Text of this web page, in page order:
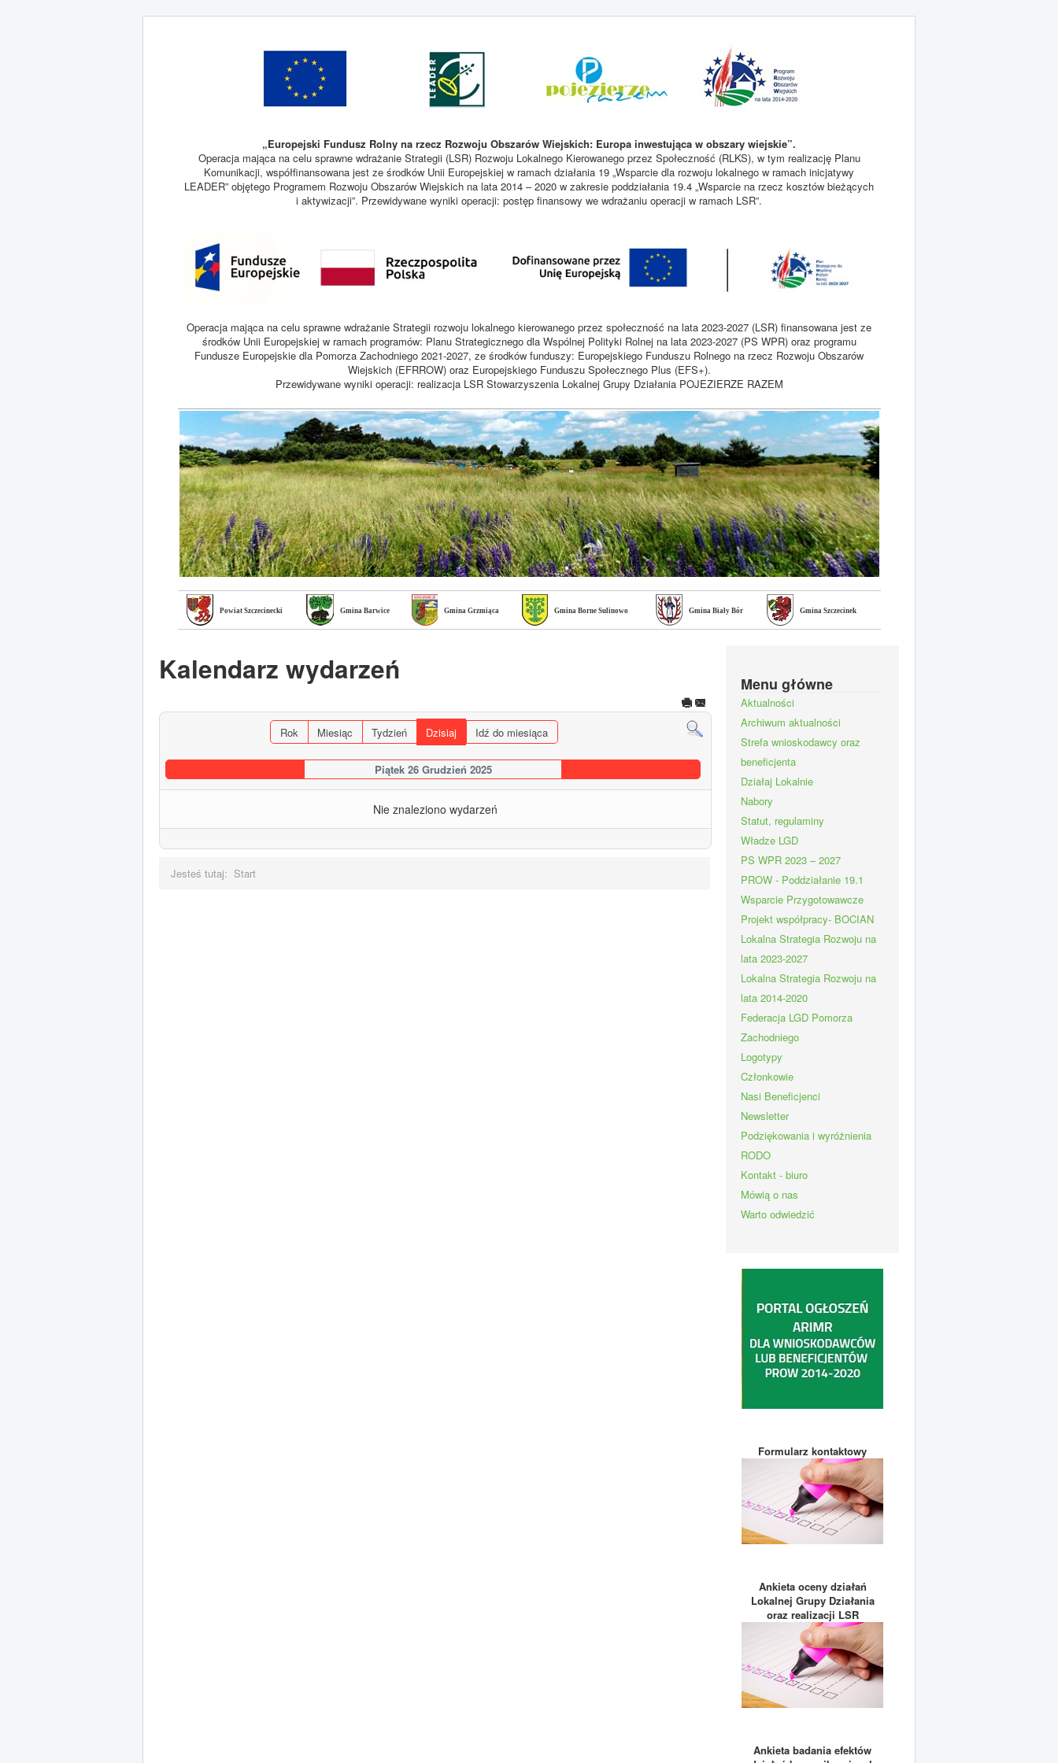
„Europejski Fundusz Rolny na rzecz Rozwoju Obszarów Wiejskich: Europa inwestująca w obszary wiejskie”.
Operacja mająca na celu sprawne wdrażanie Strategii (LSR) Rozwoju Lokalnego Kierowanego przez Społeczność (RLKS), w tym realizację Planu
Komunikacji, współfinansowana jest ze środków Unii Europejskiej w ramach działania 19 „Wsparcie dla rozwoju lokalnego w ramach inicjatywy
LEADER” objętego Programem Rozwoju Obszarów Wiejskich na lata 2014 – 2020 w zakresie poddziałania 19.4 „Wsparcie na rzecz kosztów bieżących
i aktywizacji”. Przewidywane wyniki operacji: postęp finansowy we wdrażaniu operacji w ramach LSR”.
Operacja mająca na celu sprawne wdrażanie Strategii rozwoju lokalnego kierowanego przez społeczność na lata 2023-2027 (LSR) finansowana jest ze
środków Unii Europejskiej w ramach programów: Planu Strategicznego dla Wspólnej Polityki Rolnej na lata 2023-2027 (PS WPR) oraz programu
Fundusze Europejskie dla Pomorza Zachodniego 2021-2027, ze środków funduszy: Europejskiego Funduszu Rolnego na rzecz Rozwoju Obszarów
Wiejskich (EFRROW) oraz Europejskiego Funduszu Społecznego Plus (EFS+).
Przewidywane wyniki operacji: realizacja LSR Stowarzyszenia Lokalnej Grupy Działania POJEZIERZE RAZEM
Powiat Szczecinecki Gmina Barwice Gmina Grzmiąca Gmina Borne Sulinowo Gmina Biały Bór Gmina Szczecinek
Kalendarz wydarzeń
Rok Miesiąc Tydzień Dzisiaj Idź do miesiąca
Piątek 26 Grudzień 2025
Nie znaleziono wydarzeń
Jesteś tutaj: Start
Menu główne
Aktualności
Archiwum aktualności
Strefa wnioskodawcy oraz
beneficjenta
Działaj Lokalnie
Nabory
Statut, regulaminy
Władze LGD
PS WPR 2023 – 2027
PROW - Poddziałanie 19.1
Wsparcie Przygotowawcze
Projekt współpracy- BOCIAN
Lokalna Strategia Rozwoju na
lata 2023-2027
Lokalna Strategia Rozwoju na
lata 2014-2020
Federacja LGD Pomorza
Zachodniego
Logotypy
Członkowie
Nasi Beneficjenci
Newsletter
Podziękowania i wyróżnienia
RODO
Kontakt - biuro
Mówią o nas
Warto odwiedzić
Formularz kontaktowy
Ankieta oceny działań
Lokalnej Grupy Działania
oraz realizacji LSR
Ankieta badania efektów